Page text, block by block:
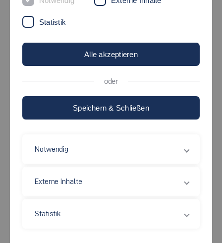
Du fährst gerne Rennrad, Gravel- oder Mountainbike, erklimmst
gerne gemeinsam in einer Gruppe von anderen Studierenden
du bei uns genau richtig.
Statistik
Alle akzeptieren
oder
Speichern & Schließen
Notwendig
Externe Inhalte
Statistik